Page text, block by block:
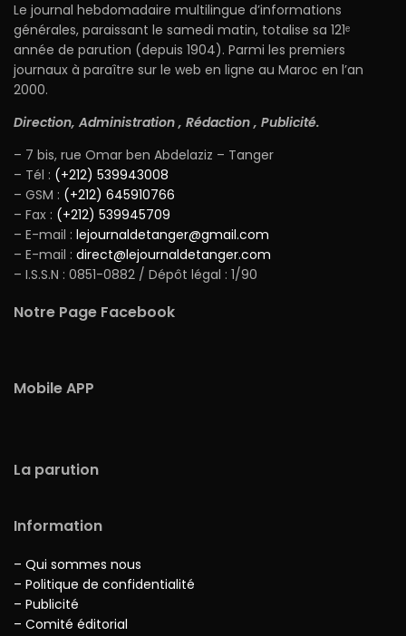
Le journal hebdomadaire multilingue d’informations
générales, paraissant le samedi matin, totalise sa 121ᵉ
année de parution (depuis 1904). Parmi les premiers
journaux à paraître sur le web en ligne au Maroc en l’an
2000.
Direction, Administration , Rédaction , Publicité.
– 7 bis, rue Omar ben Abdelaziz – Tanger
– Tél : (+212) 539943008
– GSM : (+212) 645910766
– Fax : (+212) 539945709
– E-mail : lejournaldetanger@gmail.com
– E-mail : direct@lejournaldetanger.com
– I.S.S.N : 0851-0882 / Dépôt légal : 1/90
Notre Page Facebook
Mobile APP
La parution
Information
– Qui sommes nous
– Politique de confidentialité
– Publicité
– Comité éditorial